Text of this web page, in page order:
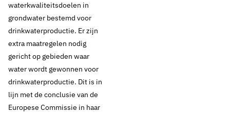
waterkwaliteitsdoelen in
grondwater bestemd voor
drinkwaterproductie. Er zijn
extra maatregelen nodig
gericht op gebieden waar
water wordt gewonnen voor
drinkwaterproductie. Dit is in
lijn met de conclusie van de
Europese Commissie in haar